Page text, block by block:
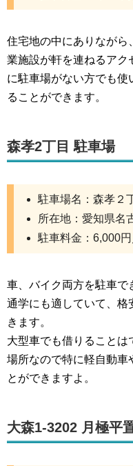
住宅地の中にありながら
業施設が軒を連ねるアク
に駐車場がない方でも使
ることができます。
森孝2丁目 駐車場
駐車場名：森孝２
所在地：愛知県名
駐車料金：6,000
車、バイク両方を駐車で
通学にも適していて、格
きます。
大型車でも借りることは
場所なので特に軽自動車
とができますよ。
大森1-3202 月極平